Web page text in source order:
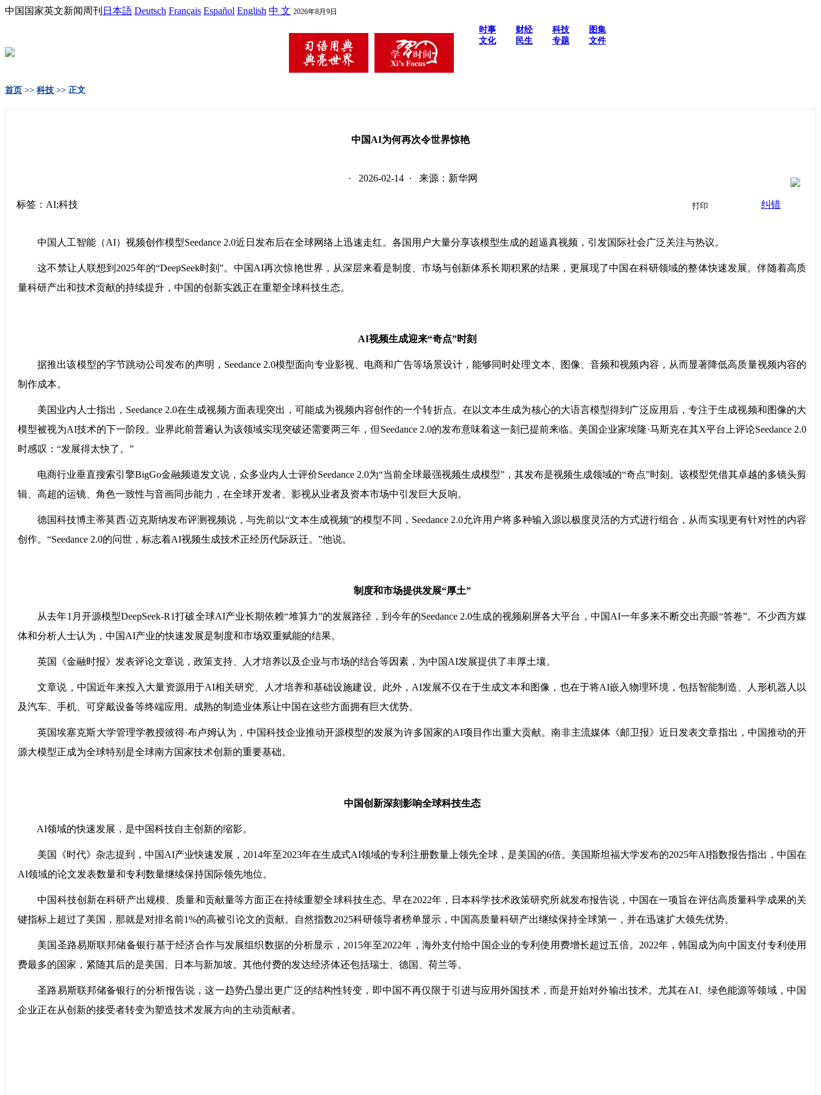
中国国家英文新闻周刊 日本語 Deutsch Français Español English 中 文 2026年8月9日
时事 财经 科技
图集
文化
民生 专题 文件
首页 >> 科技 >> 正文
中国AI为何再次令世界惊艳
· 2026-02-14 · 来源：新华网
标签：AI;科技 打印 纠错
中国人工智能（AI）视频创作模型Seedance 2.0近日发布后在全球网络上迅速走红。各国用户大量分享该模型生成的超逼真视频，引发国际社会广泛关注与热议。
这不禁让人联想到2025年的“DeepSeek时刻”。中国AI再次惊艳世界，从深层来看是制度、市场与创新体系长期积累的结果，更展现了中国在科研领域的整体快速发展。伴随着高质
量科研产出和技术贡献的持续提升，中国的创新实践正在重塑全球科技生态。
AI视频生成迎来“奇点”时刻
据推出该模型的字节跳动公司发布的声明，Seedance 2.0模型面向专业影视、电商和广告等场景设计，能够同时处理文本、图像、音频和视频内容，从而显著降低高质量视频内容的
制作成本。
美国业内人士指出，Seedance 2.0在生成视频方面表现突出，可能成为视频内容创作的一个转折点。在以文本生成为核心的大语言模型得到广泛应用后，专注于生成视频和图像的大
模型被视为AI技术的下一阶段。业界此前普遍认为该领域实现突破还需要两三年，但Seedance 2.0的发布意味着这一刻已提前来临。美国企业家埃隆·马斯克在其X平台上评论Seedance 2.0
时感叹：“发展得太快了。”
电商行业垂直搜索引擎BigGo金融频道发文说，众多业内人士评价Seedance 2.0为“当前全球最强视频生成模型”，其发布是视频生成领域的“奇点”时刻。该模型凭借其卓越的多镜头剪
辑、高超的运镜、角色一致性与音画同步能力，在全球开发者、影视从业者及资本市场中引发巨大反响。
德国科技博主蒂莫西·迈克斯纳发布评测视频说，与先前以“文本生成视频”的模型不同，Seedance 2.0允许用户将多种输入源以极度灵活的方式进行组合，从而实现更有针对性的内容
创作。“Seedance 2.0的问世，标志着AI视频生成技术正经历代际跃迁。”他说。
制度和市场提供发展“厚土”
从去年1月开源模型DeepSeek-R1打破全球AI产业长期依赖“堆算力”的发展路径，到今年的Seedance 2.0生成的视频刷屏各大平台，中国AI一年多来不断交出亮眼“答卷”。不少西方媒
体和分析人士认为，中国AI产业的快速发展是制度和市场双重赋能的结果。
英国《金融时报》发表评论文章说，政策支持、人才培养以及企业与市场的结合等因素，为中国AI发展提供了丰厚土壤。
文章说，中国近年来投入大量资源用于AI相关研究、人才培养和基础设施建设。此外，AI发展不仅在于生成文本和图像，也在于将AI嵌入物理环境，包括智能制造、人形机器人以
及汽车、手机、可穿戴设备等终端应用。成熟的制造业体系让中国在这些方面拥有巨大优势。
英国埃塞克斯大学管理学教授彼得·布卢姆认为，中国科技企业推动开源模型的发展为许多国家的AI项目作出重大贡献。南非主流媒体《邮卫报》近日发表文章指出，中国推动的开
源大模型正成为全球特别是全球南方国家技术创新的重要基础。
中国创新深刻影响全球科技生态
AI领域的快速发展，是中国科技自主创新的缩影。
美国《时代》杂志提到，中国AI产业快速发展，2014年至2023年在生成式AI领域的专利注册数量上领先全球，是美国的6倍。美国斯坦福大学发布的2025年AI指数报告指出，中国在
AI领域的论文发表数量和专利数量继续保持国际领先地位。
中国科技创新在科研产出规模、质量和贡献量等方面正在持续重塑全球科技生态。早在2022年，日本科学技术政策研究所就发布报告说，中国在一项旨在评估高质量科学成果的关
键指标上超过了美国，那就是对排名前1%的高被引论文的贡献。自然指数2025科研领导者榜单显示，中国高质量科研产出继续保持全球第一，并在迅速扩大领先优势。
美国圣路易斯联邦储备银行基于经济合作与发展组织数据的分析显示，2015年至2022年，海外支付给中国企业的专利使用费增长超过五倍。2022年，韩国成为向中国支付专利使用
费最多的国家，紧随其后的是美国、日本与新加坡。其他付费的发达经济体还包括瑞士、德国、荷兰等。
圣路易斯联邦储备银行的分析报告说，这一趋势凸显出更广泛的结构性转变，即中国不再仅限于引进与应用外国技术，而是开始对外输出技术。尤其在AI、绿色能源等领域，中国
企业正在从创新的接受者转变为塑造技术发展方向的主动贡献者。